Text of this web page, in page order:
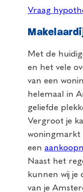
Vraag
Met de
en het vele
van een
helemaal in
geliefde
Vergroot je
woningmarkt
een
Naast het
kunnen wij je
van je